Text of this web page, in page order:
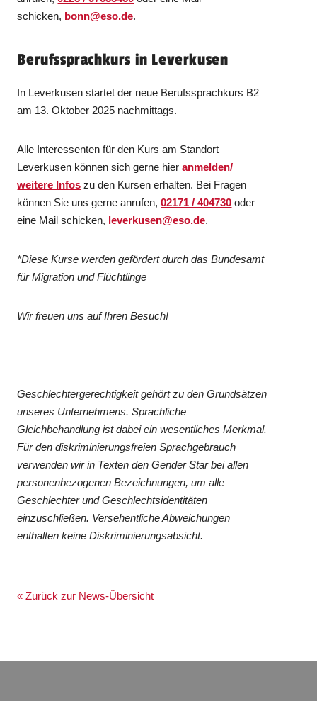
schicken, bonn@eso.de.
Berufssprachkurs in Leverkusen
In Leverkusen startet der neue Berufssprachkurs B2
am 13. Oktober 2025 nachmittags.
Alle Interessenten für den Kurs am Standort
Leverkusen können sich gerne hieranmelden/
weitere Infos zu den Kursen erhalten. Bei Fragen
können Sie uns gerne anrufen,02171 / 404730 oder
eine Mail schicken, leverkusen@eso.de.
*Diese Kurse werden gefördert durch das Bundesamt
für Migration und Flüchtlinge
Wir freuen uns auf Ihren Besuch!
Geschlechtergerechtigkeit gehört zu den Grundsätzen
unseres Unternehmens. Sprachliche
Gleichbehandlung ist dabei ein wesentliches Merkmal.
Für den diskriminierungsfreien Sprachgebrauch
verwenden wir in Texten den Gender Star bei allen
personenbezogenen Bezeichnungen, um alle
Geschlechter und Geschlechtsidentitäten
einzuschließen. Versehentliche Abweichungen
enthalten keine Diskriminierungsabsicht.
« Zurück zur News-Übersicht